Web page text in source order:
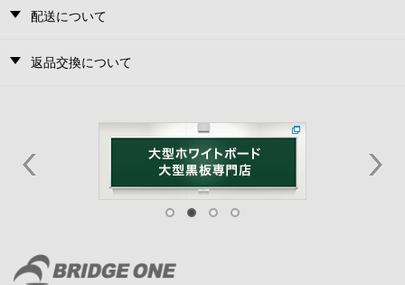
配送について
返品交換について